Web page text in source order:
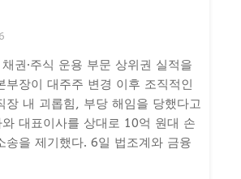
권·주식 운용 부문 상위권 실적을
부장이 대주주 변경 이후 조직적인
장 내 괴롭힘, 부당 해임을 당했다고
대표이사를 상대로 10억 원대 손
송을 제기했다. 6일 법조계와 금융